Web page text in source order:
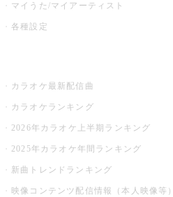
マイうた/マイアーティスト
各種設定
カラオケ最新配信曲
カラオケランキング
2026年カラオケ上半期ランキング
2025年カラオケ年間ランキング
新曲トレンドランキング
映像コンテンツ配信情報（本人映像等）